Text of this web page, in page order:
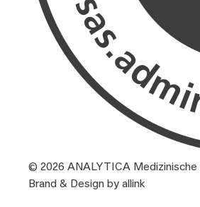
© 2026 ANALYTICA
Brand & Design by allink